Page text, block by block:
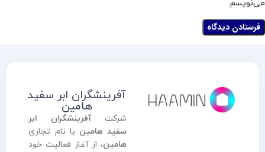
می‌نویسم.
آفرینشگران ابر سفید
هامین
شرکتآفرینشگران ابر
سفید هامین با نام تجاری
هامین، از آغاز فعالیت خود